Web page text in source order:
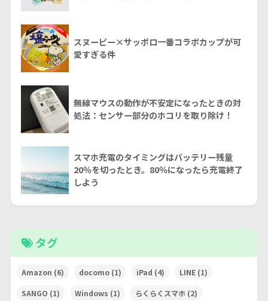
スヌーピー×サッポロ一番コラボカップが可
愛すぎる件
無線マウスの動作が不安定になったときの対
処法：センサー部分のホコリを取り除け！
スマホ充電のタイミングはバッテリー残量
20％を切ったとき。80％になったら充電終了
しよう
タグ
Amazon (6) docomo(1) iPad (4) LINE(1)
SANGO (1) Windows (1) らくらくスマホ(2)